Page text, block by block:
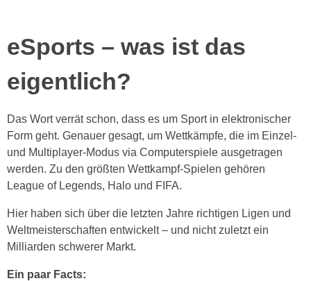
eSports – was ist das
eigentlich?
Das Wort verrät schon, dass es um Sport in elektronischer
Form geht. Genauer gesagt, um Wettkämpfe, die im Einzel-
und Multiplayer-Modus via Computerspiele ausgetragen
werden. Zu den größten Wettkampf-Spielen gehören
League of Legends, Halo und FIFA.
Hier haben sich über die letzten Jahre richtigen Ligen und
Weltmeisterschaften entwickelt – und nicht zuletzt ein
Milliarden schwerer Markt.
Ein paar Facts: